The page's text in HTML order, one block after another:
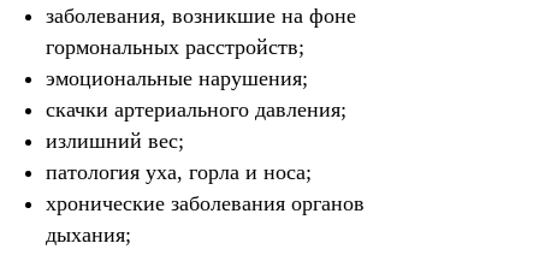
заболевания, возникшие на фоне
гормональных расстройств;
эмоциональные нарушения;
скачки артериального давления;
излишний вес;
патология уха, горла и носа;
хронические заболевания органов
дыхания;